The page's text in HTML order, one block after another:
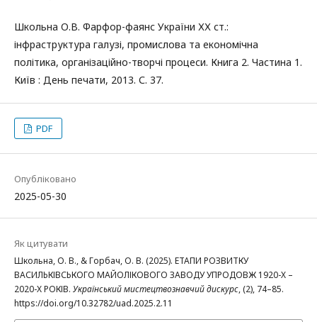
Школьна О.В. Фарфор-фаянс України ХХ ст.:
інфраструктура галузі, промислова та економічна
політика, організаційно-творчі процеси. Книга 2. Частина 1.
Київ : День печати, 2013. С. 37.
PDF
Опубліковано
2025-05-30
Як цитувати
Школьна, О. В., & Горбач, О. В. (2025). ЕТАПИ РОЗВИТКУ
ВАСИЛЬКІВСЬКОГО МАЙОЛІКОВОГО ЗАВОДУ УПРОДОВЖ 1920-Х –
2020-Х РОКІВ. Український мистецтвознавчий дискурс, (2), 74–85.
https://doi.org/10.32782/uad.2025.2.11